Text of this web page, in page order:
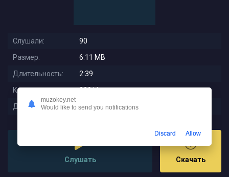
Слушали:
90
Размер:
6.11 MB
Длительность:
2:39
Качество:
320 kbps
Дата релиза:
2025-11-21 21:28:01
Слушать Скачать
muzokey.net
Would like to send you notifications
Discard Allow